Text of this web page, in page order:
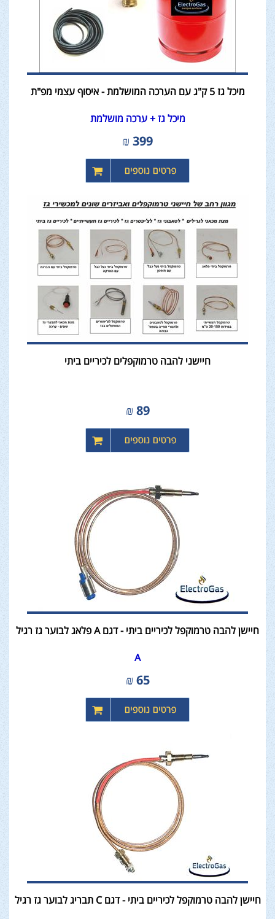
מיכל גז 5 ק"ג עם הערכה המושלמת - איסוף עצמי מפ"ת
מיכל גז + ערכה מושלמת
399
₪
חיישני להבה טרמוקפלים לכיריים ביתי
89
₪
חיישן להבה טרמוקפל לכיריים ביתי - דגם A פלאג לבוער גז רגיל
A
65
₪
חיישן להבה טרמוקפל לכיריים ביתי - דגם C תבריג לבוער גז רגיל